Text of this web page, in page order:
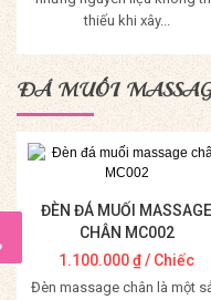
thiếu khi xây...
Mua Hàng
ĐÁ MUỐI
ĐÈN ĐÁ MUỐI MASSAGE
CHÂN MC002
1.100.000₫/ Chiếc
Đèn massage chân là một